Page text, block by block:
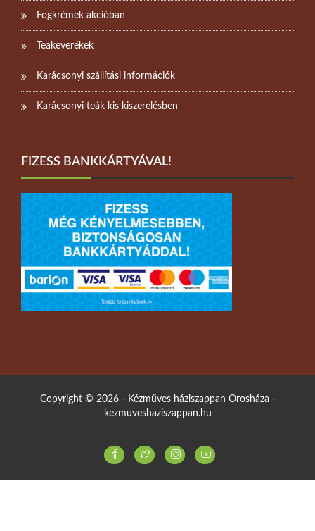
Fogkrémek akcióban
Teakeverékek
Karácsonyi szállítási információk
Karácsonyi teák kis kiszerelésben
FIZESS BANKKÁRTYÁVAL!
Copyright © 2026 - Kézműves háziszappan Orosháza -
kezmuveshaziszappan.hu